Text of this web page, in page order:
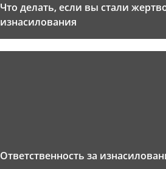
Что делать, если вы стали
изнасилования
Ответственность за